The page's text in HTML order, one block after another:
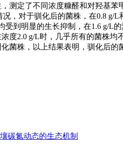
测定了不同浓度糠醛和对羟基苯
，对于驯化后的菌株，在0.8 g/
到明显的生长抑制，在1.6 g/L
度2.0 g/L时，几乎所有的菌株均
菌株，以上结果表明，驯化后
碳氮动态的生态机制